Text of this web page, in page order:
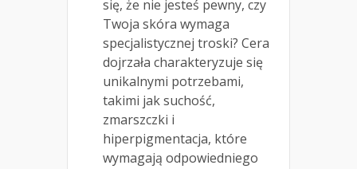
się, że nie jesteś pewny, czy
Twoja skóra wymaga
specjalistycznej troski? Cera
dojrzała charakteryzuje się
unikalnymi potrzebami,
takimi jak suchość,
zmarszczki i
hiperpigmentacja, które
wymagają odpowiedniego